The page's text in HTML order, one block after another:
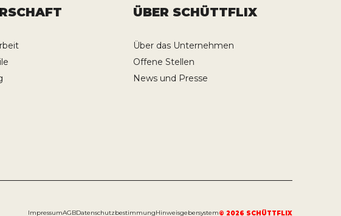
ÜBER SCHÜTTFLIX
Über das Unternehmen
Offene Stellen
News und Presse
ImpressumAGBDatenschutzbestimmungHinweisgebersystem© 2026 SCHÜTTFLIX